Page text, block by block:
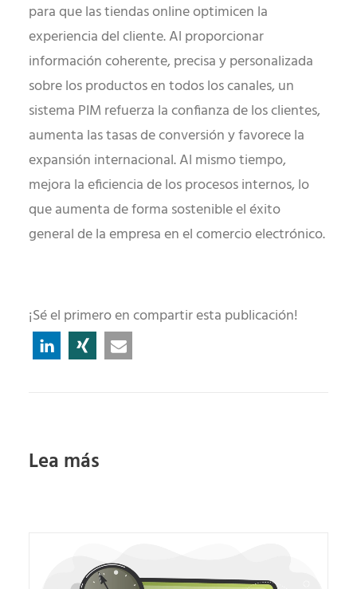
para que las tiendas online optimicen la
experiencia del cliente. Al proporcionar
información coherente, precisa y personalizada
sobre los productos en todos los canales, un
sistema PIM refuerza la confianza de los clientes,
aumenta las tasas de conversión y favorece la
expansión internacional. Al mismo tiempo,
mejora la eficiencia de los procesos internos, lo
que aumenta de forma sostenible el éxito
general de la empresa en el comercio electrónico.
¡Sé el primero en compartir esta publicación!
Lea más